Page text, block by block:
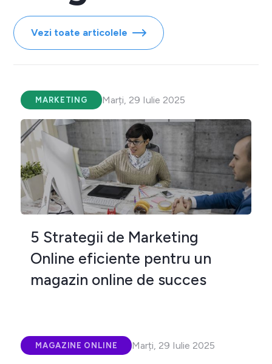
Vezi toate articolele
MARKETING Marți, 29 Iulie 2025
5 Strategii de Marketing
Online eficiente pentru un
magazin online de succes
MAGAZINE ONLINE Marți, 29 Iulie 2025